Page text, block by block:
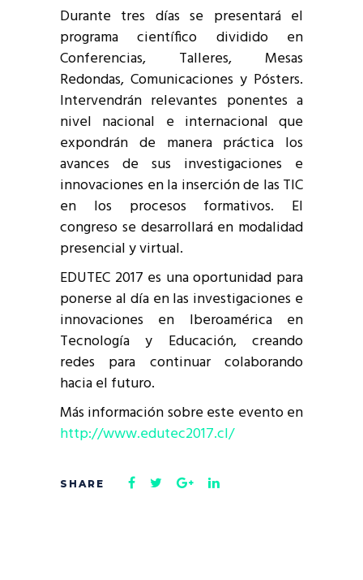
Durante tres días se presentará el
programa científico dividido en
Conferencias, Talleres, Mesas
Redondas, Comunicaciones y Pósters.
Intervendrán relevantes ponentes a
nivel nacional e internacional que
expondrán de manera práctica los
avances de sus investigaciones e
innovaciones en la inserción de las TIC
en los procesos formativos. El
congreso se desarrollará en modalidad
presencial y virtual.
EDUTEC 2017 es una oportunidad para
ponerse al día en las investigaciones e
innovaciones en Iberoamérica en
Tecnología y Educación, creando
redes para continuar colaborando
hacia el futuro.
Más información sobre este evento en
http://www.edutec2017.cl/